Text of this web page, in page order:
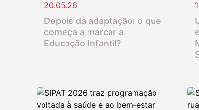
20.05.26
Depois da adaptação: o que
começa a marcar a
Educação Infantil?